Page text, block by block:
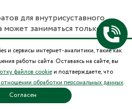
для внутрисуставного
заниматься только врач.
инъекции нельзя, так как
побочные реакции.
активно применяют при
и сервисы интернет-аналитики, такие как
работы сайта. Оставаясь на сайте, вы
файлов cookieи подтверждаете, что
обработки персональных данных.
Согласен